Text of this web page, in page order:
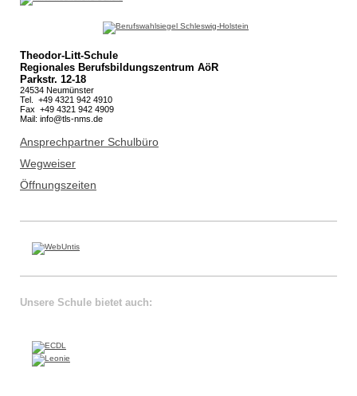
Theodor-Litt-Schule
Regionales Berufsbildungszentrum AöR
Parkstr. 12-18
24534 Neumünster
Tel. +49 4321 942 4910
Fax +49 4321 942 4909
Mail: info@tls-nms.de
Ansprechpartner Schulbüro
Wegweiser
Öffnungszeiten
Unsere Schule bietet auch: